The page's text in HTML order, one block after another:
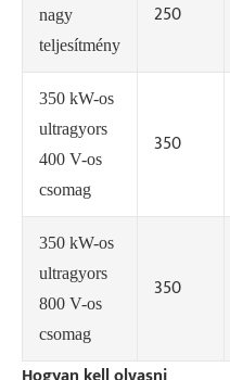
nagy
teljesítmény
250
350 kW-os
ultragyors
400 V-os
csomag
350
350 kW-os
ultragyors
800 V-os
csomag
350